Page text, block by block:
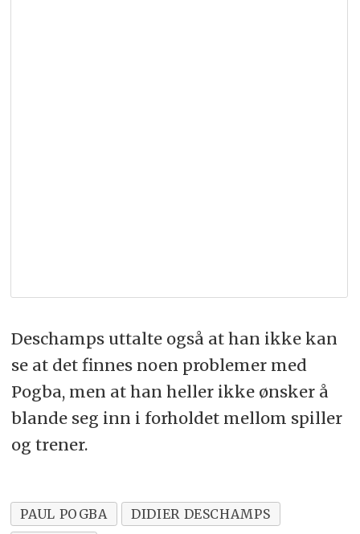
Deschamps uttalte også at han ikke kan
se at det finnes noen problemer med
Pogba, men at han heller ikke ønsker å
blande seg inn i forholdet mellom spiller
og trener.
PAUL POGBA
DIDIER DESCHAMPS